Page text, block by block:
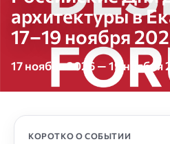
архитектуры в
17–19 ноября
17 ноября 2026 — 19 ноября
КОРОТКО О СОБЫТИИ